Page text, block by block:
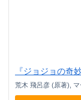
『ジョジョの奇
荒木 飛呂彦 (原著),